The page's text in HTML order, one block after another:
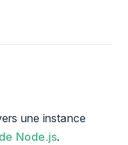
une instance
de Node.js.